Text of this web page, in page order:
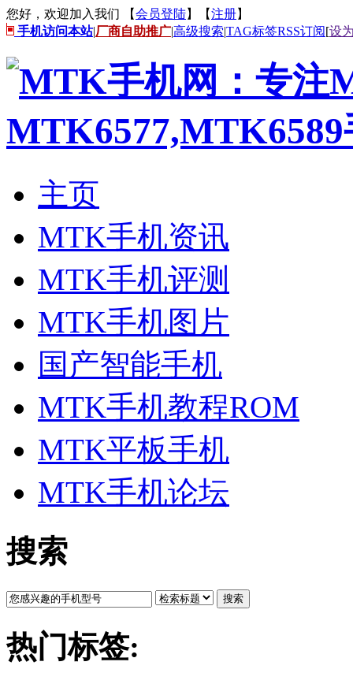
您好，欢迎加入我们 【会员登陆】【注册】
手机访问本站|厂商自助推广|高级搜索|TAG标签RSS订阅[设
主页
MTK手机资讯
MTK手机评测
MTK手机图片
国产智能手机
MTK手机教程ROM
MTK平板手机
MTK手机论坛
搜索
搜索
热门标签: